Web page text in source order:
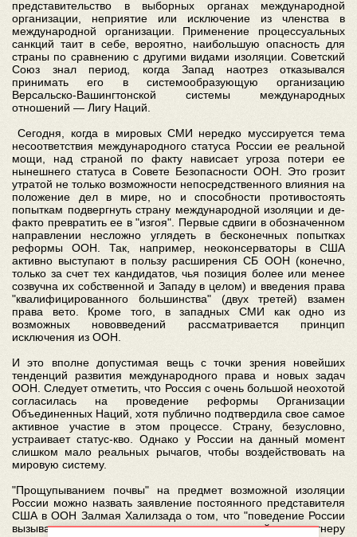
представительство в выборных органах международной
организации, неприятие или исключение из членства в
международной организации. Применение процессуальных
санкций таит в себе, вероятно, наибольшую опасность для
страны по сравнению с другими видами изоляции. Советский
Союз знал период, когда Запад наотрез отказывался
принимать его в системообразующую организацию
Версальско-Вашингтонской системы международных
отношений — Лигу Наций.
Сегодня, когда в мировых СМИ нередко муссируется тема
несоответствия международного статуса России ее реальной
мощи, над страной по факту нависает угроза потери ее
нынешнего статуса в Совете Безопасности ООН. Это грозит
утратой не только возможности непосредственного влияния на
положение дел в мире, но и способности противостоять
попыткам подвергнуть страну международной изоляции и де-
факто превратить ее в "изгоя". Первые сдвиги в обозначенном
направлении несложно углядеть в бесконечных попытках
реформы ООН. Так, например, неоконсерваторы в США
активно выступают в пользу расширения СБ ООН (конечно,
только за счет тех кандидатов, чья позиция более или менее
созвучна их собственной и Западу в целом) и введения права
"квалифицированного большинства" (двух третей) взамен
права вето. Кроме того, в западных СМИ как одно из
возможных нововведений рассматривается принцип
исключения из ООН.
И это вполне допустимая вещь с точки зрения новейших
тенденций развития международного права и новых задач
ООН. Следует отметить, что Россия с очень большой неохотой
согласилась на проведение реформы Организации
Объединенных Наций, хотя публично подтвердила свое самое
активное участие в этом процессе. Страну, безусловно,
устраивает статус-кво. Однако у России на данный момент
слишком мало реальных рычагов, чтобы воздействовать на
мировую систему.
"Прощупыванием почвы" на предмет возможной изоляции
России можно назвать заявление постоянного представителя
США в ООН Залмая Халилзада о том, что "поведение России
вызывает вопросы относительно доверия к ней как партнеру